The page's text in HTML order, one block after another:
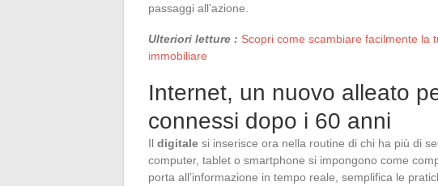
passaggi all’azione.
Ulteriori letture : Scopri come scambiare facilmente la
immobiliare
Internet, un nuovo alleato
connessi dopo i 60 anni
Il digitale si inserisce ora nella routine di chi ha più di
computer, tablet o smartphone si impongono come
porta all’informazione in tempo reale, semplifica le